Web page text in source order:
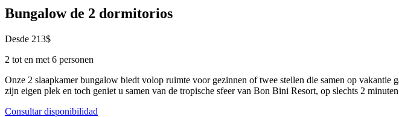
Bungalow de 2 dormitorios
Desde 213$
2 tot en met 6 personen
Onze 2 slaapkamer bungalow biedt volop ruimte voor gezinnen of twee stellen die samen op vakantie
zijn eigen plek en toch geniet u samen van de tropische sfeer van Bon Bini Resort, op slechts 2
Consultar disponibilidad